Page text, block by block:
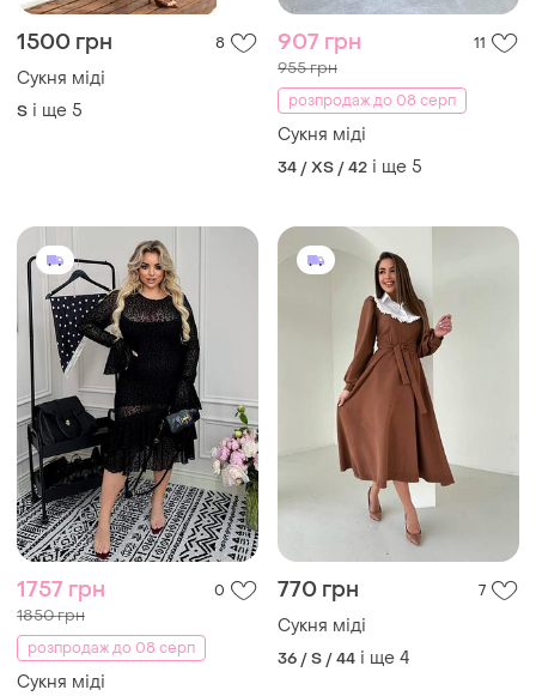
1500 грн 8
Сукня міді
S і ще 5
907 грн 11
955 грн
розпродаж до 08 серп
Сукня міді
34 / XS / 42 і ще 5
1757 грн 0
1850 грн
розпродаж до 08 серп
Сукня міді
770 грн 7
Сукня міді
36 / S / 44 і ще 4